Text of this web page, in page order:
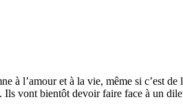
à l’amour et à la vie, même si c’est de
vont bientôt devoir faire face à un